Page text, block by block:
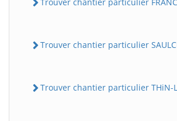
Trouver chantier particulier
Trouver chantier particulier THiN-